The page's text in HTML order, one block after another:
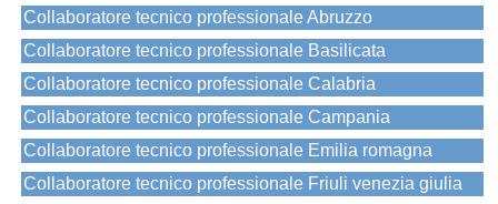
Collaboratore tecnico professionale Abruzzo
Collaboratore tecnico professionale Basilicata
Collaboratore tecnico professionale Calabria
Collaboratore tecnico professionale Campania
Collaboratore tecnico professionale Emilia romagna
Collaboratore tecnico professionale Friuli venezia giulia